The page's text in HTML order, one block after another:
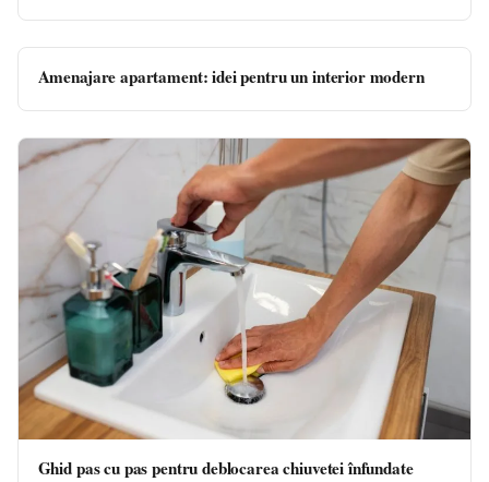
Amenajare apartament: idei pentru un interior modern
Ghid pas cu pas pentru deblocarea chiuvetei înfundate